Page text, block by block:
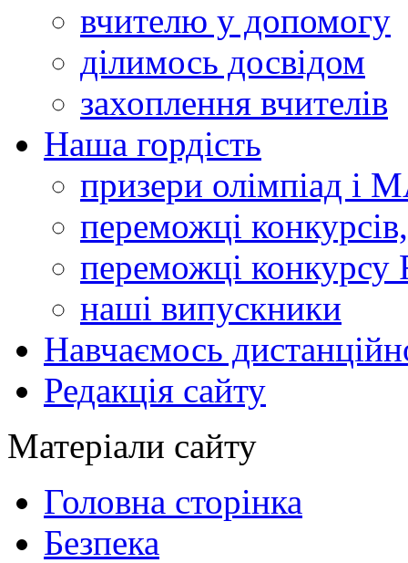
вчителю у допомогу
ділимось досвідом
захоплення вчителів
Наша гордість
призери олімпіад і
переможці
переможці конкурсу
наші випускники
Навчаємось
Редакція сайту
Матеріали сайту
Головна сторінка
Безпека